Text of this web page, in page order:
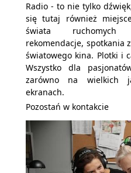
Radio - to nie tylko
się tutaj również
świata ruchomych
rekomendacje, spotkania
światowego kina. Plotki i
Wszystko dla
zarówno na wielkich
ekranach.
Pozostań w kontakcie